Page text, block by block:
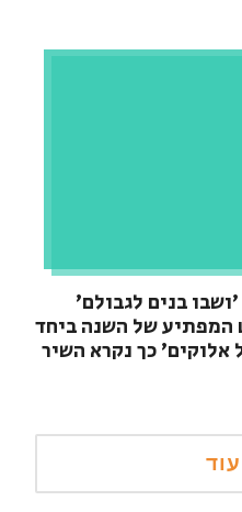
בנים לגבולם'
המפתיע של השנה ביחד
אלוקים' כך נקרא השיר